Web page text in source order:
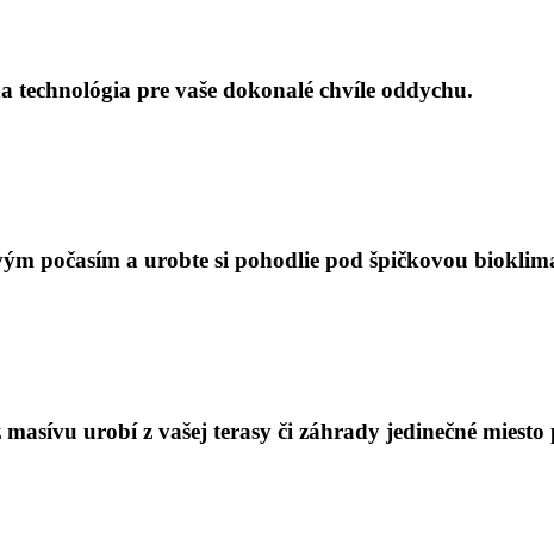
technológia pre vaše dokonalé chvíle oddychu.
počasím a urobte si pohodlie pod špičkovou
urobí z vašej terasy či záhrady jedinečné miesto